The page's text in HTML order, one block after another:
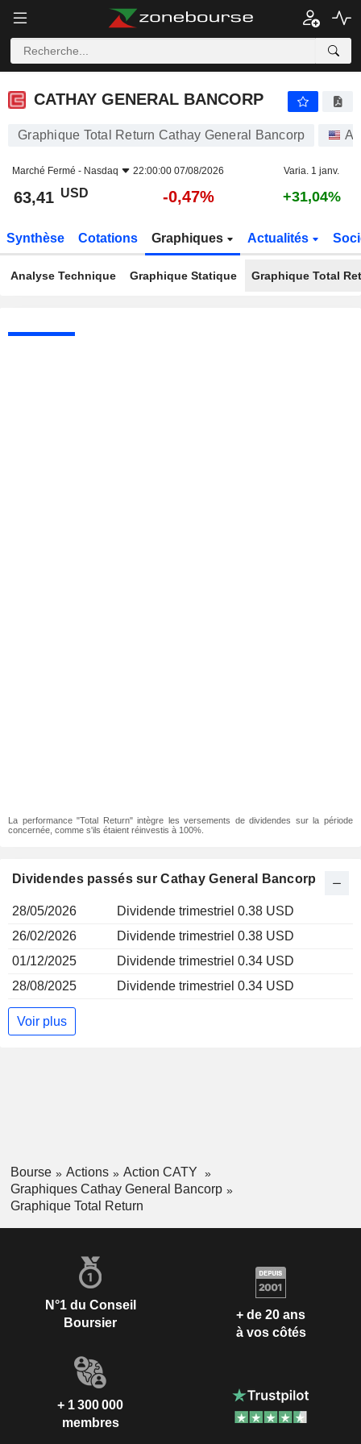
CATHAY GENERAL BANCORP
CATHAY GENERAL BANCORP
Graphique Total Return Cathay General Bancorp
Marché Fermé - Nasdaq 22:00:00 07/08/2026 Varia. 1 janv.
63,41 USD -0,47% +31,04%
Synthèse Cotations Graphiques Actualités
Analyse Technique Graphique Statique Graphique Total
La performance "Total Return" intègre les versements de dividendes sur la période
concernée, comme s'ils étaient réinvestis à 100%.
Dividendes passés sur Cathay General Bancorp
28/05/2026
Dividende trimestriel 0.38 USD
26/02/2026
Dividende trimestriel 0.38 USD
01/12/2025
Dividende trimestriel 0.34 USD
28/08/2025
Dividende trimestriel 0.34 USD
Voir plus
Bourse Actions
Action CATY
Graphiques Cathay General Bancorp
Graphique Total Return
N°1 du Conseil
Boursier
+ de 20 ans
à vos côtés
+ 1 300 000
membres